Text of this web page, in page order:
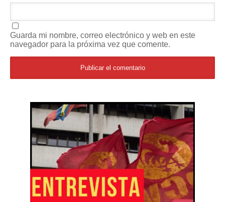
Guarda mi nombre, correo electrónico y web en este
navegador para la próxima vez que comente.